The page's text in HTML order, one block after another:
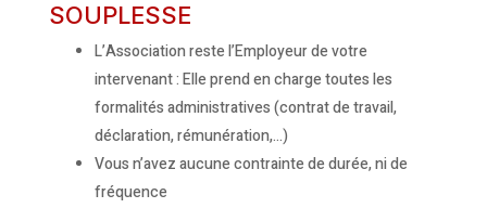
SOUPLESSE
L’Association reste l’Employeur de votre
intervenant : Elle prend en charge toutes les
formalités administratives (contrat de travail,
déclaration, rémunération,…)
Vous n’avez aucune contrainte de durée, ni de
fréquence